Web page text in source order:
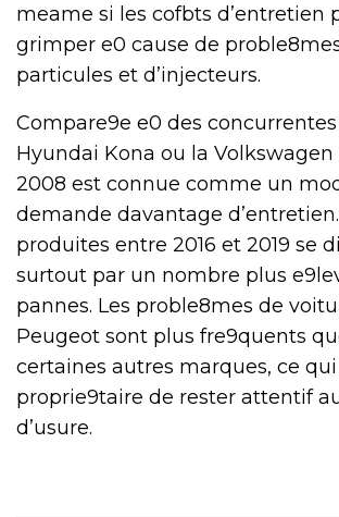
meame si les cofbts d’entretien
grimper e0 cause de
particules et d’injecteurs.
Compare9e e0 des
Hyundai Kona ou la Volkswagen
2008 est connue comme un
demande davantage
produites entre 2016 et 2019 se
surtout par un nombre plus
pannes. Les proble8mes de
Peugeot sont plus fre9quents
certaines autres marques, ce
proprie9taire de rester attentif
d’usure.